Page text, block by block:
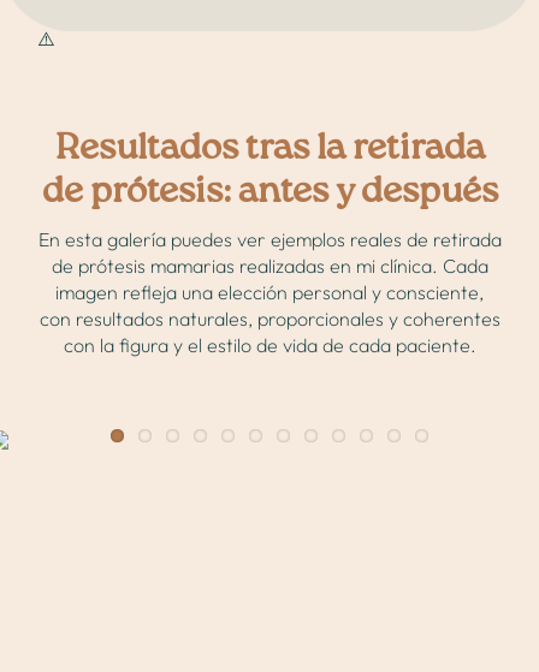
Resultados tras la retirada
de prótesis: antes y después
En esta galería puedes ver ejemplos reales de retirada
de prótesis mamarias realizadas en mi clínica. Cada
imagen refleja una elección personal y consciente,
con resultados naturales, proporcionales y coherentes
con la figura y el estilo de vida de cada paciente.